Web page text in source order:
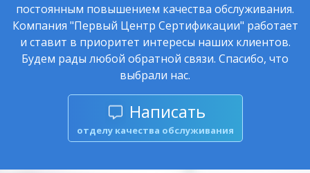
постоянным повышением качества обслуживания.
Компания "Первый Центр Сертификации" работает
и ставит в приоритет интересы наших клиентов.
Будем рады любой обратной связи. Спасибо, что
выбрали нас.
Написать
отделу качества обслуживания